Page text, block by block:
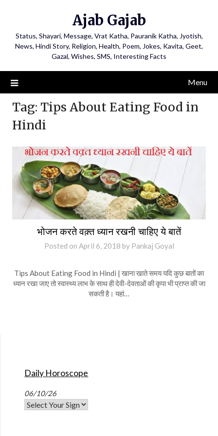
Ajab Gajab
Status, Shayari, Message, Vrat Katha, Pauranik Katha, Jyotish,
News, Hindi Story, Religion, Health, Poem, Jokes, Kavita, Geet,
Gazal, Wishes, SMS, Interesting Facts
Menu
Tag: Tips About Eating Food in
Hindi
भोजन करते वक़्त ध्यान रखनी चाहिए ये बातें
Posted on April 6, 2018 by Pankaj Goyal
Tips About Eating Food in Hindi | खाना खाते समय यदि कुछ बातों का
ध्यान रखा जाए तो स्वास्थ्य लाभ के साथ ही देवी-देवताओं की कृपा भी प्राप्त की जा
सकती है। यहां…
Daily Horoscope
06/10/26